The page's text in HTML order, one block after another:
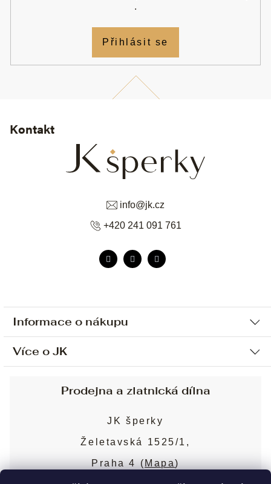
Informace o nákupu
Ochrana osobních údajů
Sjednání osobní schůzky
Obchodní podmínky
Puncovní značky
Více o JK
Blog
Kontakt
info@jk.cz
+420 241 091 761
.
Přihlásit se
Prodejna a zlatnická dílna
JK šperky
Želetavská 1525/1,
Praha 4 ( Mapa)